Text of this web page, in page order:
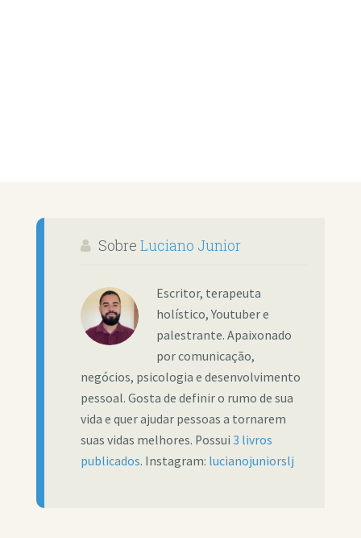
Sobre Luciano Junior
Escritor, terapeuta
holístico, Youtuber e
palestrante. Apaixonado
por comunicação,
negócios, psicologia e desenvolvimento
pessoal. Gosta de definir o rumo de sua
vida e quer ajudar pessoas a tornarem
suas vidas melhores. Possui 3 livros
publicados. Instagram: lucianojuniorslj